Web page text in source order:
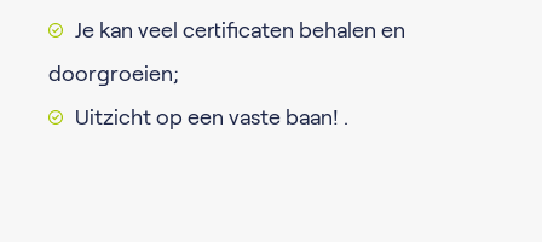
Je kan veel certificaten behalen en
doorgroeien;
Uitzicht op een vaste baan! .